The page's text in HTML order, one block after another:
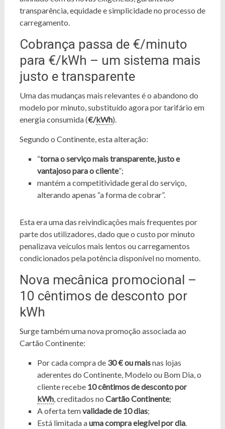
transparência, equidade e simplicidade no processo de
carregamento.
Cobrança passa de €/minuto
para €/kWh – um sistema mais
justo e transparente
Uma das mudanças mais relevantes é o abandono do
modelo por minuto, substituído agora por tarifário em
energia consumida (€/kWh).
Segundo o Continente, esta alteração:
“torna o serviço mais transparente, justo e
vantajoso para o cliente”;
mantém a competitividade geral do serviço,
alterando apenas “a forma de cobrar”.
Esta era uma das reivindicações mais frequentes por
parte dos utilizadores, dado que o custo por minuto
penalizava veículos mais lentos ou carregamentos
condicionados pela potência disponível no momento.
Nova mecânica promocional –
10 cêntimos de desconto por
kWh
Surge também uma nova promoção associada ao
Cartão Continente:
Por cada compra de 30 € ou maisnas lojas
aderentes do Continente, Modelo ou Bom Dia, o
cliente recebe 10 cêntimos de desconto por
kWh, creditados no Cartão Continente;
A oferta temvalidade de 10 dias;
Está limitada auma compra elegível por dia.